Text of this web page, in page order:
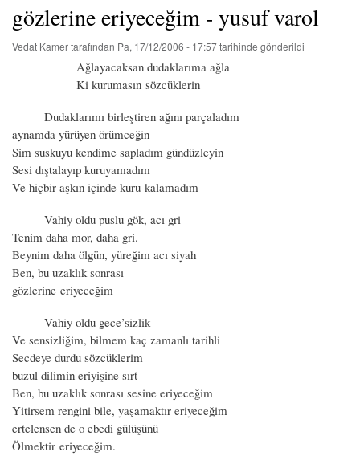
gözlerine eriyeceğim - yusuf varol
Vedat Kamertarafından Pa, 17/12/2006 - 17:57tarihinde gönderildi
Ağlayacaksan dudaklarıma ağla
Ki kurumasın sözcüklerin
Dudaklarımı birleştiren ağını parçaladım
aynamda yürüyen örümceğin
Sim suskuyu kendime sapladım gündüzleyin
Sesi dıştalayıp kuruyamadım
Ve hiçbir aşkın içinde kuru kalamadım
Vahiy oldu puslu gök, acı gri
Tenim daha mor, daha gri.
Beynim daha ölgün, yüreğim acı siyah
Ben, bu uzaklık sonrası
gözlerine eriyeceğim
Vahiy oldu gece’sizlik
Ve sensizliğim, bilmem kaç zamanlı tarihli
Secdeye durdu sözcüklerim
buzul dilimin eriyişine sırt
Ben, bu uzaklık sonrası sesine eriyeceğim
Yitirsem rengini bile, yaşamaktır eriyeceğim
ertelensen de o ebedi gülüşünü
Ölmektir eriyeceğim.